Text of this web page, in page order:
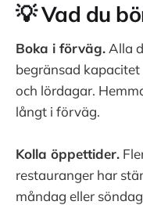
💡 Vad du
Boka i förväg. Alla
begränsad
och lördagar.
långt i förväg.
Kolla öppettider.
restauranger har
måndag eller